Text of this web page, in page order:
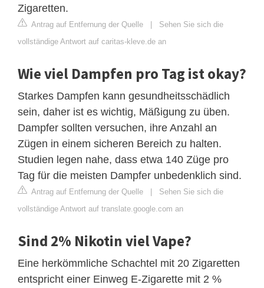
Zigaretten.
Antrag auf Entfernung der Quelle | Sehen Sie sich die
vollständige Antwort auf caritas-kleve.de an
Wie viel Dampfen pro Tag ist okay?
Starkes Dampfen kann gesundheitsschädlich
sein, daher ist es wichtig, Mäßigung zu üben.
Dampfer sollten versuchen, ihre Anzahl an
Zügen in einem sicheren Bereich zu halten.
Studien legen nahe, dass etwa 140 Züge pro
Tag für die meisten Dampfer unbedenklich sind.
Antrag auf Entfernung der Quelle | Sehen Sie sich die
vollständige Antwort auf translate.google.com an
Sind 2% Nikotin viel Vape?
Eine herkömmliche Schachtel mit 20 Zigaretten
entspricht einer Einweg E-Zigarette mit 2 %